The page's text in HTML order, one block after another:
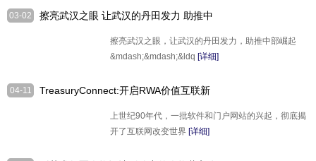
03-02
擦亮武汉之眼 让武汉的丹田发力 助推中
擦亮武汉之眼，让武汉的丹田发力，助推中部崛起
&mdash;&mdash;&ldq [详细]
04-11
TreasuryConnect:开启RWA价值互联新
上世纪90年代，一批软件和门户网站的兴起，彻底揭
开了互联网改变世界 [详细]